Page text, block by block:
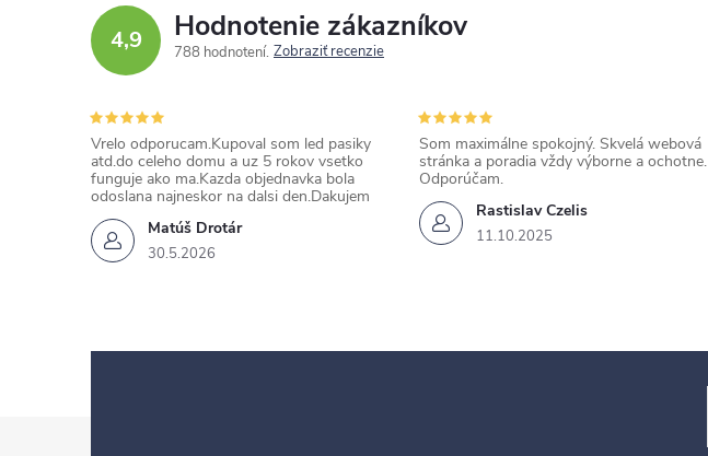
4,9 Hodnotenie zákazníkov
788 hodnotení Zobraziť recenzie
Matúš Drotár
30.5.2026
Vrelo odporucam.Kupoval som led pasiky
atd.do celeho domu a uz 5 rokov vsetko
funguje ako ma.Kazda objednavka bola
odoslana najneskor na dalsi den.Dakujem
Rastislav Czelis
11.10.2025
Som maximálne spokojný. Skvelá webová
stránka a poradia vždy výborne a ochotne.
Odporúčam.